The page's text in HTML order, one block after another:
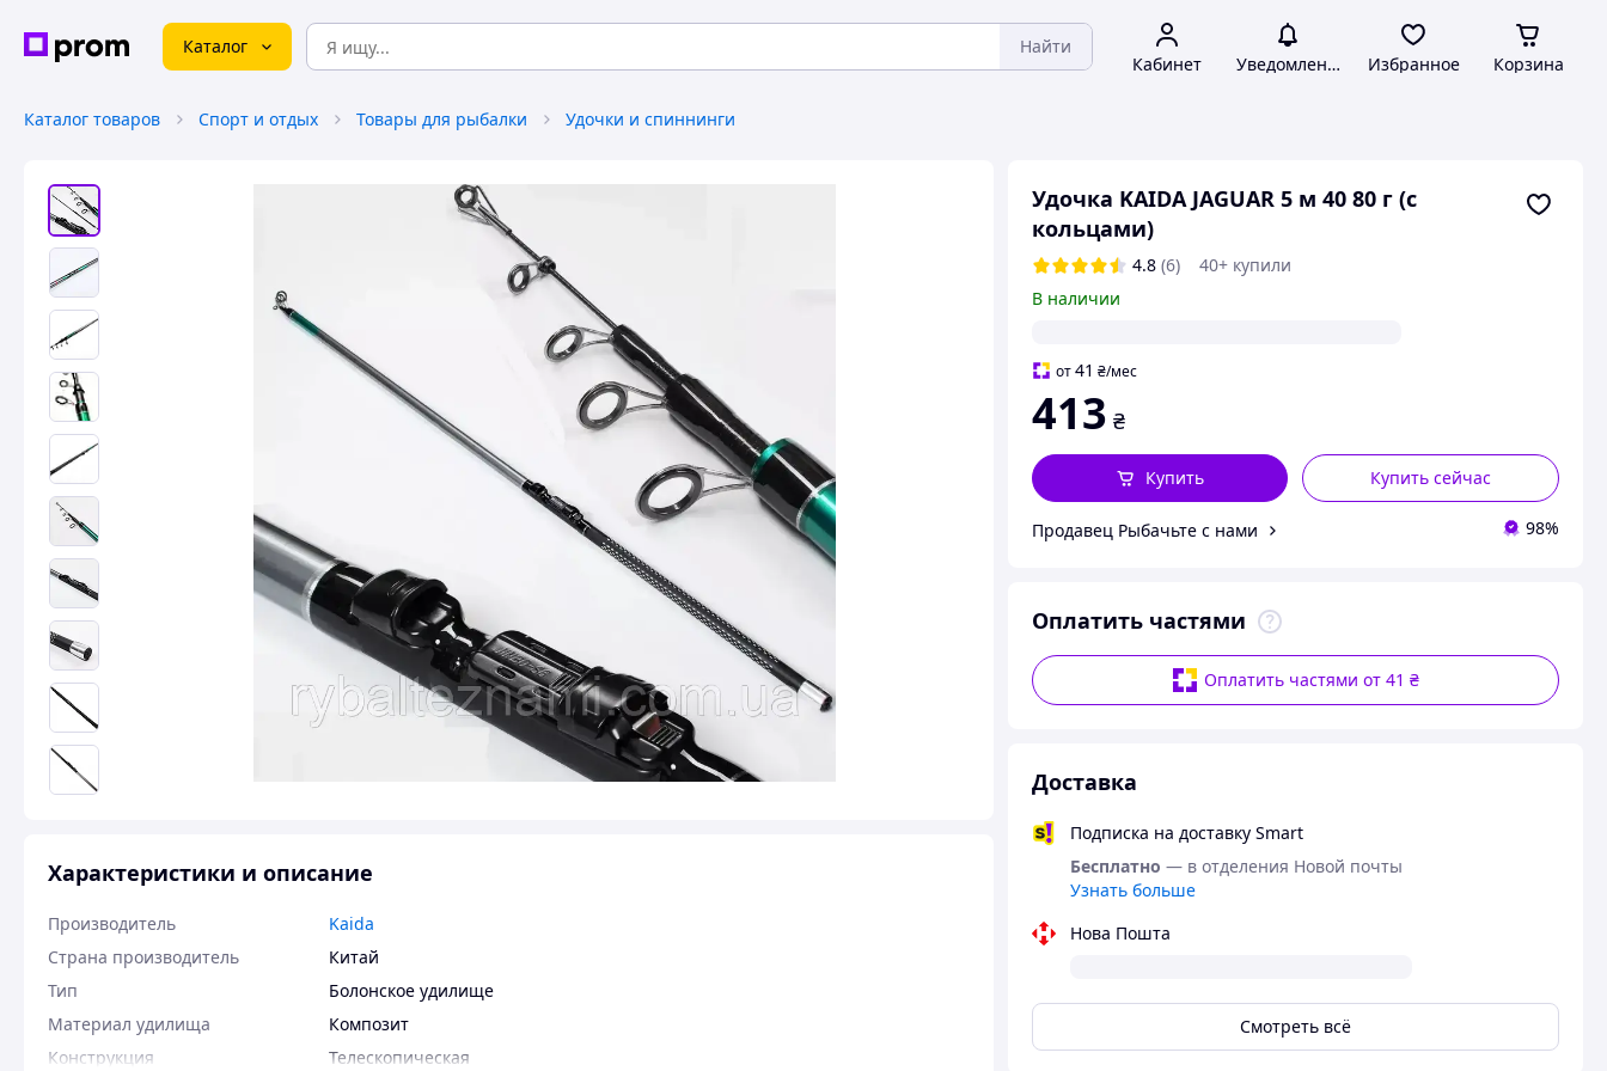
Каталог Найти
Кабинет Уведомления Избранное Корзина
Каталог товаров Спорт и отдых Товары для рыбалки Удочки и спиннинги
Удочка KAIDA JAGUAR 5 м 40 80 г (с
кольцами)
4.8 (6)
40+ купили
В наличии
от41 ₴/мес
413 ₴
Купить сейчас
Купить
Продавец Рыбачьте с нами 98%
Оплатить частями
Оплатить частями от 41 ₴
Доставка
Подписка на доставку Smart
Бесплатно — в отделения Новой почты
Узнать больше
Нова Пошта
Смотреть всё
Характеристики и описание
Производитель
Kaida
Страна производитель
Китай
Тип
Болонское удилище
Материал удилища
Композит
Конструкция
Телескопическая